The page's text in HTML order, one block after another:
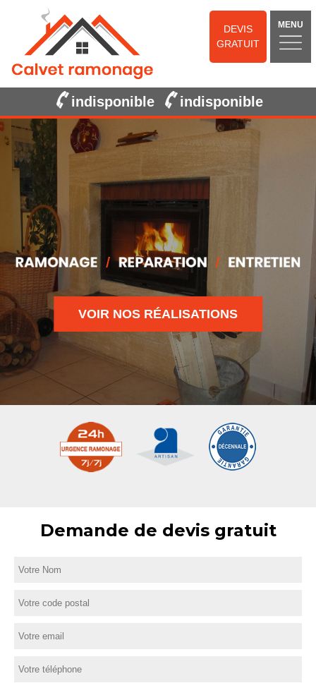
DEVIS
GRATUIT
MENU
indisponible indisponible
VOIR NOS RÉALISATIONS
Demande de devis gratuit